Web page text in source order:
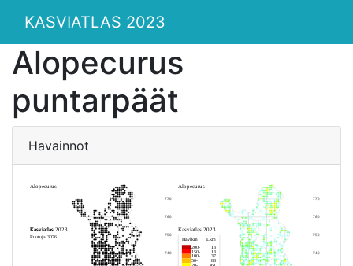
KASVIATLAS 2023
Alopecurus
puntarpäät
Havainnot